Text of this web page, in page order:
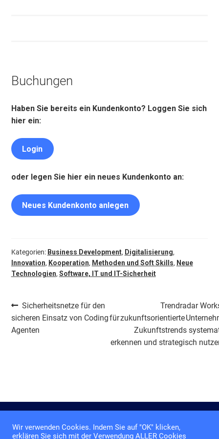
Buchungen
Haben Sie bereits ein Kundenkonto? Loggen Sie sich
hier ein:
Login
oder legen Sie hier ein neues Kundenkonto an:
Neues Kundenkonto anlegen
Kategorien: Business Development, Digitalisierung,
Innovation, Kooperation, Methoden und Soft Skills, Neue
Technologien, Software, IT und IT-Sicherheit
Beitragsnavigation
Vorheriger
Beitrag:
Sicherheitsnetze für den
sicheren Einsatz von Coding
Agenten
Nächster
Beitrag:
Trendradar
für zukunftsorientierte
Zukunftstrends
erkennen und strategisch
Impressum
Wir verwenden Cookies. Indem Sie auf "OK" klicken,
erklären Sie sich mit der Verwendung ALLER Cookies